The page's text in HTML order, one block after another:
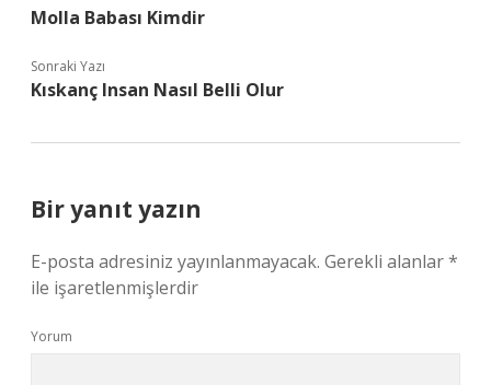
Molla Babası Kimdir
Sonraki Yazı
Kıskanç Insan Nasıl Belli Olur
Bir yanıt yazın
E-posta adresiniz yayınlanmayacak. Gerekli alanlar*
ile işaretlenmişlerdir
Yorum